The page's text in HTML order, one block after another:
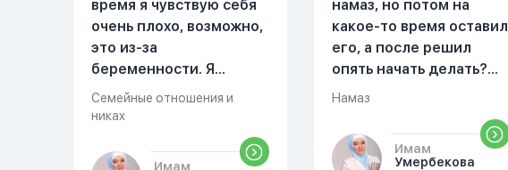
время я чувствую себя
очень плохо, возможно,
это из-за
беременности. Я
разбудила мужа и
рассказала ему, что со
происходит,он потом
Семейные отношения и
никах
Имам
намаз, но потом на
какое-то время оставил
его, а после решил
опять начать делать?
можете объяснить
Намаз
Имам
Умербекова